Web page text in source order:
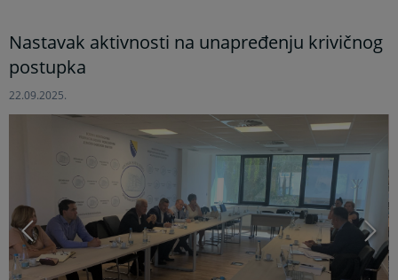
Nastavak aktivnosti na unapređenju krivičnog
postupka
22.09.2025.